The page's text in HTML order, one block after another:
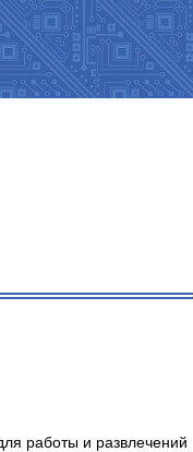
работы и развлечений